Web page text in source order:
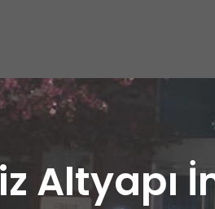
Altyapı